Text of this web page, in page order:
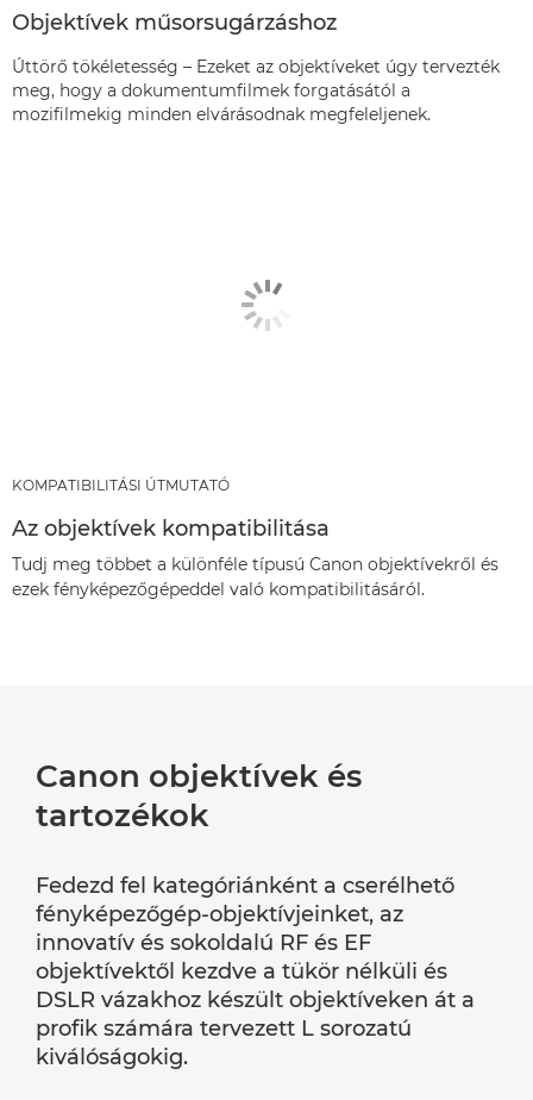
Objektívek műsorsugárzáshoz
Úttörő tökéletesség – Ezeket az objektíveket úgy tervezték
meg, hogy a dokumentumfilmek forgatásától a
mozifilmekig minden elvárásodnak megfeleljenek.
KOMPATIBILITÁSI ÚTMUTATÓ
Az objektívek kompatibilitása
Tudj meg többet a különféle típusú Canon objektívekről és
ezek fényképezőgépeddel való kompatibilitásáról.
Canon objektívek és
tartozékok
Fedezd fel kategóriánként a cserélhető
fényképezőgép-objektívjeinket, az
innovatív és sokoldalú RF és EF
objektívektől kezdve a tükör nélküli és
DSLR vázakhoz készült objektíveken át a
profik számára tervezett L sorozatú
kiválóságokig.